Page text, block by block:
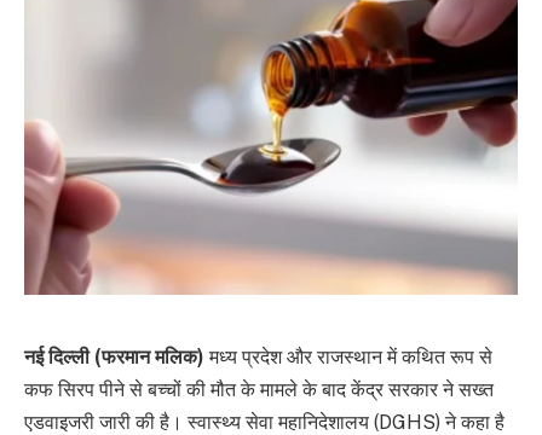
नई दिल्ली (फरमान मलिक) मध्य प्रदेश और राजस्थान में कथित रूप से
कफ सिरप पीने से बच्चों की मौत के मामले के बाद केंद्र सरकार ने सख्त
एडवाइजरी जारी की है। स्वास्थ्य सेवा महानिदेशालय (DGHS) ने कहा है